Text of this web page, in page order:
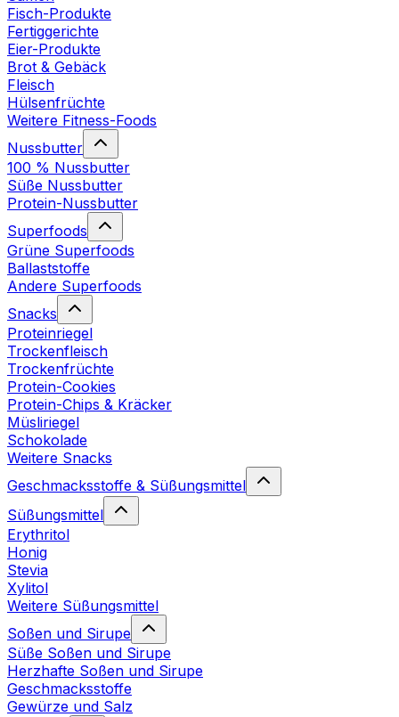
Fisch-Produkte
Fertiggerichte
Eier-Produkte
Brot & Gebäck
Fleisch
Hülsenfrüchte
Weitere Fitness-Foods
Nussbutter
100 % Nussbutter
Süße Nussbutter
Protein-Nussbutter
Superfoods
Grüne Superfoods
Ballaststoffe
Andere Superfoods
Snacks
Proteinriegel
Trockenfleisch
Trockenfrüchte
Protein-Cookies
Protein-Chips & Kräcker
Müsliriegel
Schokolade
Weitere Snacks
Geschmacksstoffe & Süßungsmittel
Süßungsmittel
Erythritol
Honig
Stevia
Xylitol
Weitere Süßungsmittel
Soßen und Sirupe
Süße Soßen und Sirupe
Herzhafte Soßen und Sirupe
Geschmacksstoffe
Gewürze und Salz